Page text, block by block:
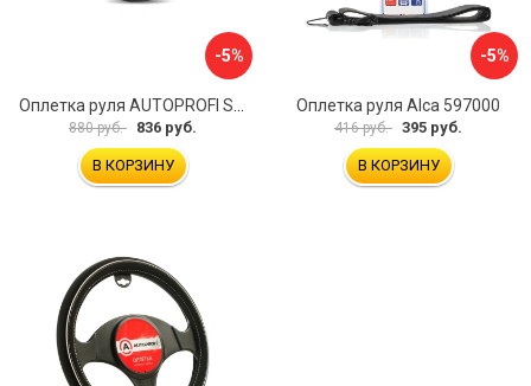
-5%
880 руб. 836 руб.
В КОРЗИНУ
-5%
Оплетка руля Alca 597000
416 руб. 395 руб.
В КОРЗИНУ